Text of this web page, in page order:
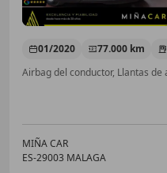
01/2020 77.000 km
MIÑA CAR
ES-29003 MALAGA